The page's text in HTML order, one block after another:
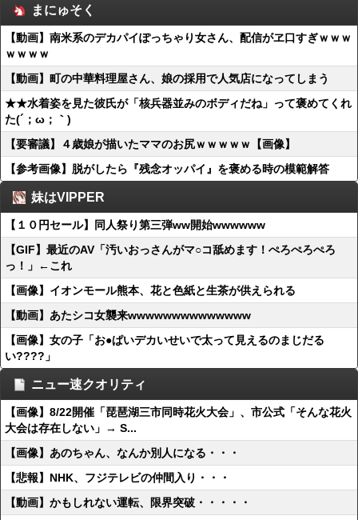
まにゅそく
【動画】南米系のデカパイぽっちゃり女さん、配信がヱ口すぎｗｗｗ
ｗｗｗｗ
【動画】町の中華料理屋さん、娘の採用で人気店になってしまう
★★水着姿を見た彼氏が「核兵器並みのボディだね」って褒めてくれ
た(´；ω；｀)
【要審議】４歳娘が描いたママのお尻ｗｗｗｗｗ【画像】
【参考画像】脱がしたら『残念オッパイ』を褒める時の模範解答
妹はVIPPER
【１０円セール】同人祭り第三弾ww開始wwwwww
【GIF】最近のAV「汚いおっさんがマ○コ舐めます！ぺろぺろぺろ
っ！」←これ
【画像】イオンモール熊本、花と色紙と生茶が供えられる
【動画】あたシコ女襲来wwwwwwwwwwwwww
【画像】女の子「お●ぱいデカいせいで太って見えるのまじだる
い????」
ニュー速クオリティ
【画像】8/22開催「琵琶湖三市同時花火大会」、市公式「そんな花火
大会は存在しない」→ S...
【画像】あのちゃん、なんか別人になる・・・
【悲報】NHK、フジテレビの仲間入り・・・
【動画】かもしれない運転、限界突破・・・・・